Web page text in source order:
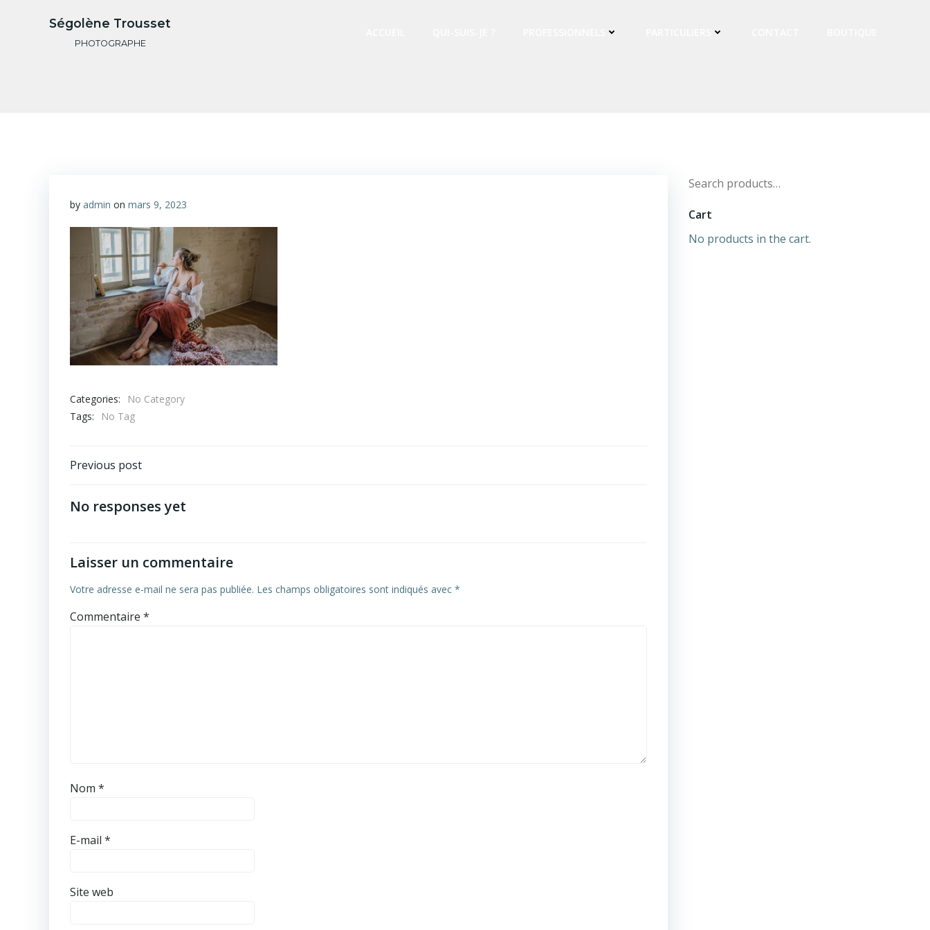
Ségolène Trousset
PHOTOGRAPHE
by admin on mars 9, 2023
Categories:
No Category
Tags:
No Tag
Navigation
de
Previous post
No responses yet
Laisser un commentaire
Votre adresse e-mail ne sera pas publiée. Les champs obligatoires sont indiqués avec *
Commentaire *
Nom *
E-mail *
Site web
Search
Cart
No products in the cart.